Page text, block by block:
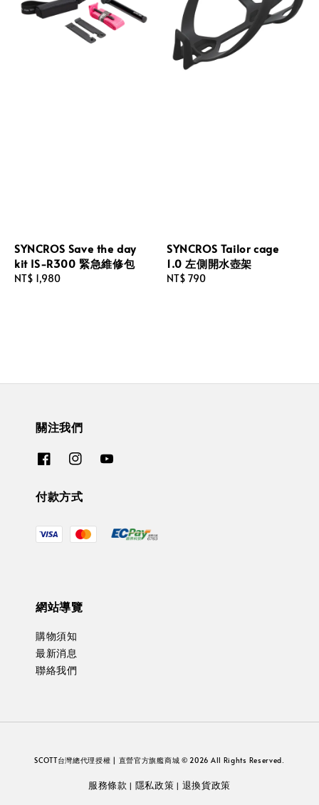
SYNCROS Save the day
kit IS-R300 緊急維修包
Regular
NT$ 1,980
SYNCROS Tailor cage
1.0 左側開水壺架
Regular
NT$ 790
關注我們
付款方式
網站導覽
購物須知
最新消息
聯絡我們
SCOTT台灣總代理授權 | 直營官方旗艦商城 © 2026 All Rights Reserved.
服務條款 | 隱私政策 | 退換貨政策